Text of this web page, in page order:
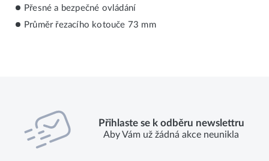
Přesné a bezpečné ovládání
Průměr řezacího kotouče 73 mm
Přihlaste se k odběru newslettru
Aby Vám už žádná akce neunikla